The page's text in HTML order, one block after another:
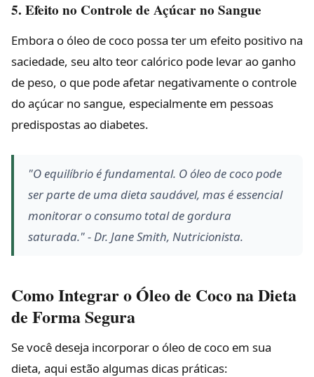
5. Efeito no Controle de Açúcar no Sangue
Embora o óleo de coco possa ter um efeito positivo na
saciedade, seu alto teor calórico pode levar ao ganho
de peso, o que pode afetar negativamente o controle
do açúcar no sangue, especialmente em pessoas
predispostas ao diabetes.
"O equilíbrio é fundamental. O óleo de coco pode
ser parte de uma dieta saudável, mas é essencial
monitorar o consumo total de gordura
saturada." - Dr. Jane Smith, Nutricionista.
Como Integrar o Óleo de Coco na Dieta
de Forma Segura
Se você deseja incorporar o óleo de coco em sua
dieta, aqui estão algumas dicas práticas: